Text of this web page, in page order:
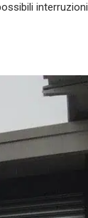
interruzioni